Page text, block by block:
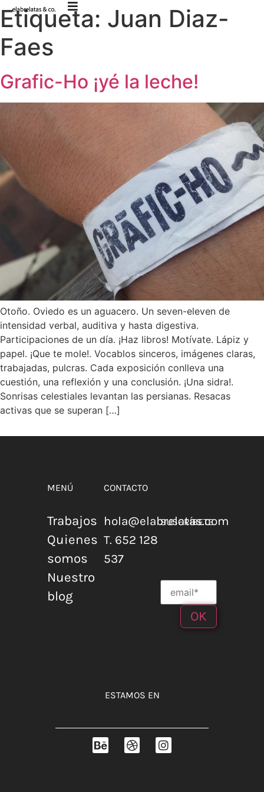
Etiqueta: Juan Diaz-
Faes
Grafic-Ho ¡yé la leche!
Otoño. Oviedo es un aguacero. Un seven-eleven de
intensidad verbal, auditiva y hasta digestiva.
Participaciones de un día. ¡Haz libros! Motívate. Lápiz y
papel. ¡Que te mole!. Vocablos sinceros, imágenes claras,
trabajadas, pulcras. Cada exposición conlleva una
cuestión, una reflexión y una conclusión. ¡Una sidra!.
Sonrisas celestiales levantan las persianas. Resacas
activas que se superan […]
MENÚ
Trabajos
Quienes
somos
Nuestro
blog
CONTACTO
hola@elabrelatas.com
T. 652 128
537
SUSCRÍBETE
ESTAMOS EN